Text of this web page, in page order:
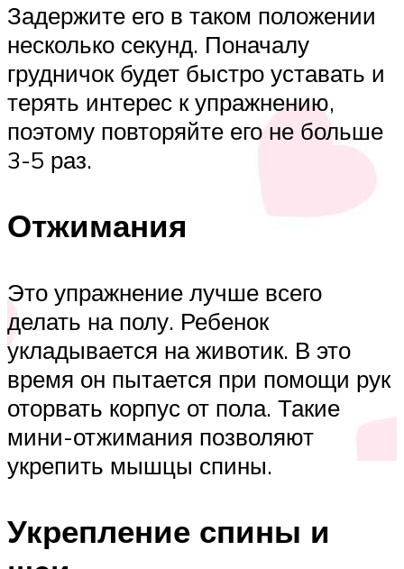
Задержите его в таком положении
несколько секунд. Поначалу
грудничок будет быстро уставать и
терять интерес к упражнению,
поэтому повторяйте его не больше
3-5 раз.
Отжимания
Это упражнение лучше всего
делать на полу. Ребенок
укладывается на животик. В это
время он пытается при помощи рук
оторвать корпус от пола. Такие
мини-отжимания позволяют
укрепить мышцы спины.
Укрепление спины и